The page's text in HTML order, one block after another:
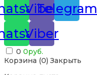
Viber
Telegram
Viber
0 0руб.
Корзина (0) Закрыть